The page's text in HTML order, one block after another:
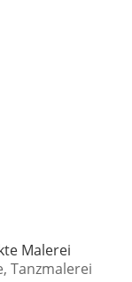
Malerei
, Tanzmalerei